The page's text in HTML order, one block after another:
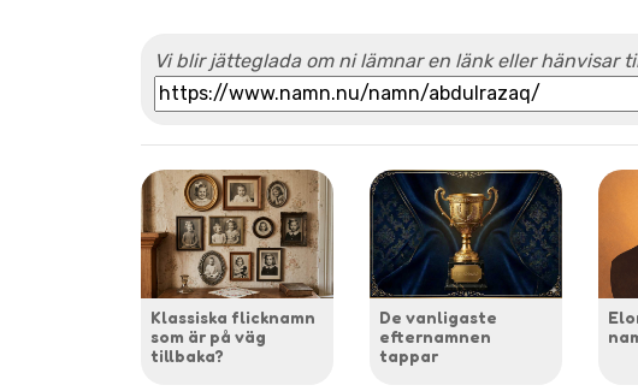
Vi blir jätteglada om ni lämnar en länk eller hänvisar
Klassiska flicknamn
som är på väg
tillbaka?
De vanligaste
efternamnen
tappar